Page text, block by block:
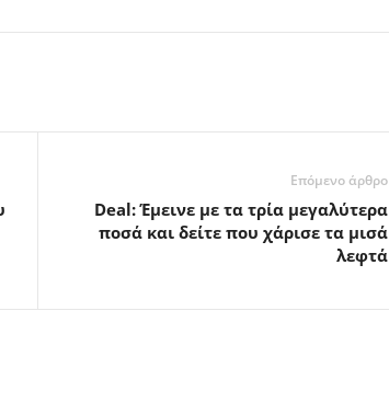
Επόμενο άρθρο
Deal: Έμεινε με τα τρία μεγαλύτερα
ποσά και δείτε που χάρισε τα μισά
λεφτά